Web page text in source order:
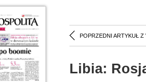
POPRZEDNI ARTYKUŁ Z
Libia: